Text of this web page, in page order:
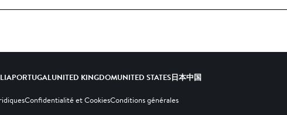
PORTUGALUNITED KINGDOMUNITED STATES日本中国
Confidentialité et CookiesConditions générales